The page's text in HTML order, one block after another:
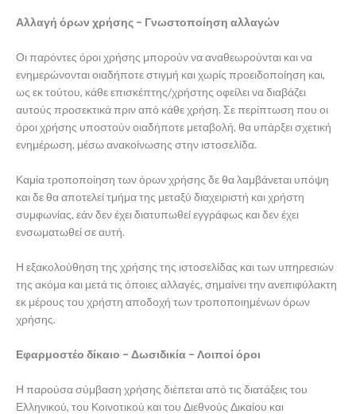
Αλλαγή όρων χρήσης – Γνωστοποίηση αλλαγών
Οι παρόντες όροι χρήσης μπορούν να αναθεωρούνται και να
ενημερώνονται οιαδήποτε στιγμή και χωρίς προειδοποίηση και,
ως εκ τούτου, κάθε επισκέπτης/χρήστης οφείλει να διαβάζει
αυτούς προσεκτικά πριν από κάθε χρήση. Σε περίπτωση που οι
όροι χρήσης υποστούν οιαδήποτε μεταβολή, θα υπάρξει σχετική
ενημέρωση, μέσω ανακοίνωσης στην ιστοσελίδα.
Καμία τροποποίηση των όρων χρήσης δε θα λαμβάνεται υπόψη
και δε θα αποτελεί τμήμα της μεταξύ διαχειριστή και χρήστη
συμφωνίας, εάν δεν έχει διατυπωθεί εγγράφως και δεν έχει
ενσωματωθεί σε αυτή.
Η εξακολούθηση της χρήσης της ιστοσελίδας και των υπηρεσιών
της ακόμα και μετά τις όποιες αλλαγές, σημαίνει την ανεπιφύλακτη
εκ μέρους του χρήστη αποδοχή των τροποποιημένων όρων
χρήσης.
Εφαρμοστέο δίκαιο – Δωσιδικία – Λοιποί όροι
Η παρούσα σύμβαση χρήσης διέπεται από τις διατάξεις του
Ελληνικού, του Κοινοτικού και του Διεθνούς Δικαίου και